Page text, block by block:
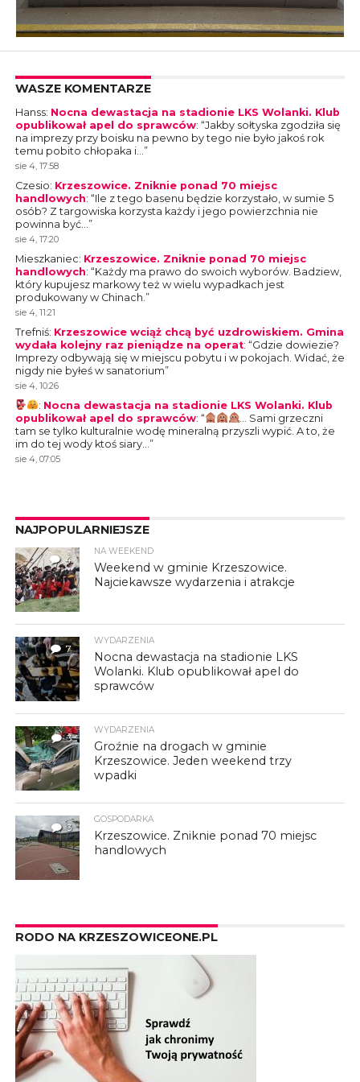
WASZE KOMENTARZE
Hanss: Nocna dewastacja na stadionie LKS Wolanki. Klub
opublikował apel do sprawców: “Jakby sołtyska zgodziła się
na imprezy przy boisku na pewno by tego nie było jakoś rok
temu pobito chłopaka i… ”
sie 4, 17:58
Czesio: Krzeszowice. Zniknie ponad 70 miejsc
handlowych: “Ile z tego basenu będzie korzystało, w sumie 5
osób? Z targowiska korzysta każdy i jego powierzchnia nie
powinna być… ”
sie 4, 17:20
Mieszkaniec: Krzeszowice. Zniknie ponad 70 miejsc
handlowych: “Każdy ma prawo do swoich wyborów. Badziew,
który kupujesz markowy też w wielu wypadkach jest
produkowany w Chinach. ”
sie 4, 11:21
Trefniś: Krzeszowice wciąż chcą być uzdrowiskiem. Gmina
wydała kolejny raz pieniądze na operat: “Gdzie dowiezie?
Imprezy odbywają się w miejscu pobytu i w pokojach. Widać, że
nigdy nie byłeś w sanatorium”
sie 4, 10:26
: Nocna dewastacja na stadionie LKS Wolanki. Klub
opublikował apel do sprawców: “
… Sami grzeczni
tam se tylko kulturalnie wodę mineralną przyszli wypić. A to, że
im do tej wody ktoś siary… ”
sie 4, 07:05
NAJPOPULARNIEJSZE
4
NA WEEKEND
Weekend w gminie Krzeszowice.
Najciekawsze wydarzenia i atrakcje
7
WYDARZENIA
Nocna dewastacja na stadionie LKS
Wolanki. Klub opublikował apel do
sprawców
3
WYDARZENIA
Groźnie na drogach w gminie
Krzeszowice. Jeden weekend trzy
wpadki
3
GOSPODARKA
Krzeszowice. Zniknie ponad 70 miejsc
handlowych
RODO NA KRZESZOWICEONE.PL